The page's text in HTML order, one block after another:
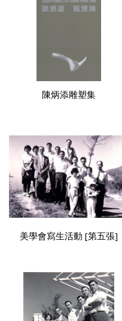
陳炳添雕塑集
美學會寫生活動 [第五張]